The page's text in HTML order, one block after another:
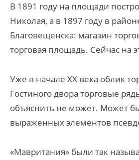
В 1891 году на площади
Николая, а в 1897 году в
Благовещенска: магазин
торговая площадь. Сейчас на
Уже в начале XX века облик
Гостиного двора торговые
объяснить не может. Может
выраженных элементов
«Мавритания» были так